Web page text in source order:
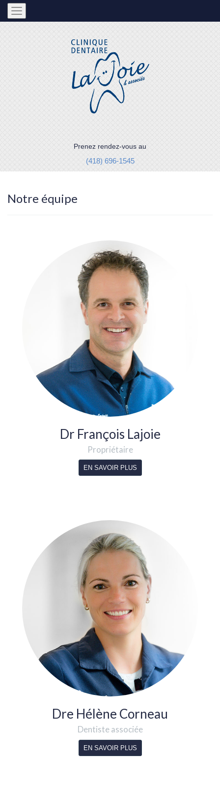
Prenez rendez-vous au
(418) 696-1545
Notre équipe
Dr François Lajoie
Propriétaire
EN SAVOIR PLUS
Dre Hélène Corneau
Dentiste associée
EN SAVOIR PLUS